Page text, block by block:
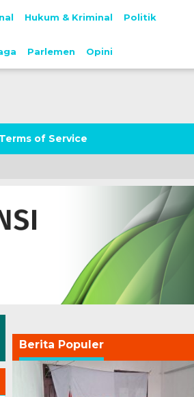
Hukum & Kriminal Politik
Parlemen Opini
Terms of Service
Berita Populer